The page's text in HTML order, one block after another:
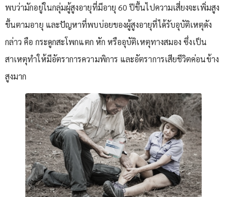
พบว่ามักอยู่ในกลุ่มผู้สูงอายุที่มีอายุ 60 ปีขึ้นไปความเสี่ยงจะเพิ่มสูง
ขึ้นตามอายุ และปัญหาที่พบบ่อยของผู้สูงอายุที่ได้รับอุบัติเหตุดัง
กล่าว คือ กระดูกสะโพกแตก หัก หรืออุบัติเหตุทางสมอง ซึ่งเป็น
สาเหตุทำให้มีอัตราการความพิการ และอัตราการเสียชีวิตค่อนข้าง
สูงมาก